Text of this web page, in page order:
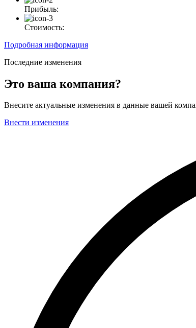
Прибыль:
Стоимость:
Подробная информация
Последние изменения
Это ваша компания?
Внесите актуальные изменения в данные вашей
Внести изменения